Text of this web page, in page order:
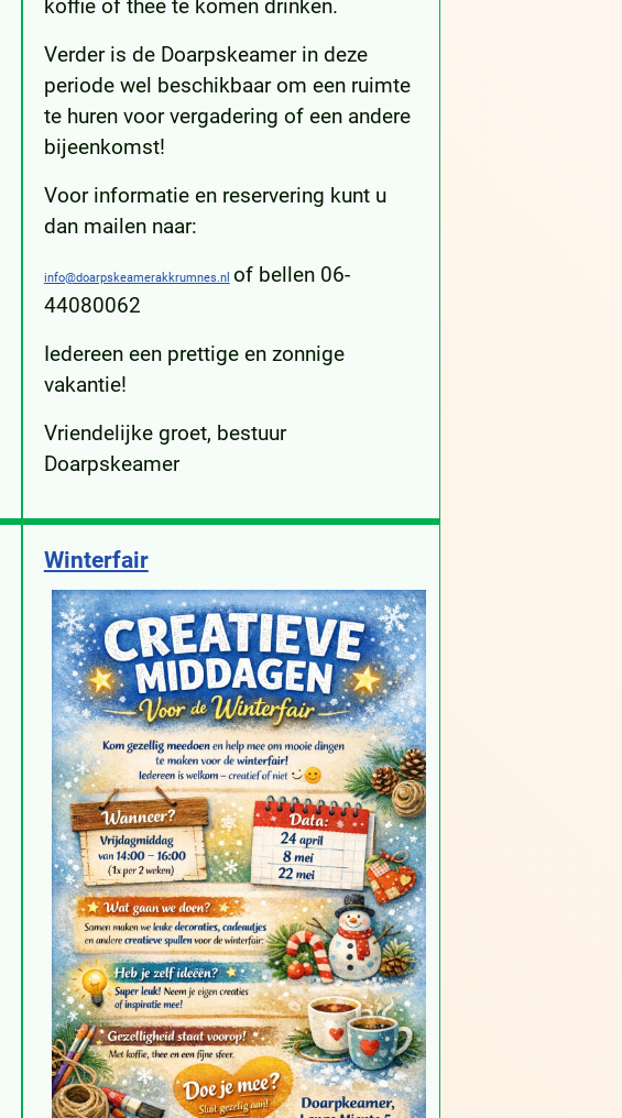
koffie of thee te komen drinken.
Verder is de Doarpskeamer in deze
periode wel beschikbaar om een ruimte
te huren voor vergadering of een andere
bijeenkomst!
Voor informatie en reservering kunt u
dan mailen naar:
info@doarpskeamerakkrumnes.nl of bellen 06-
44080062
Iedereen een prettige en zonnige
vakantie!
Vriendelijke groet, bestuur
Doarpskeamer
Winterfair